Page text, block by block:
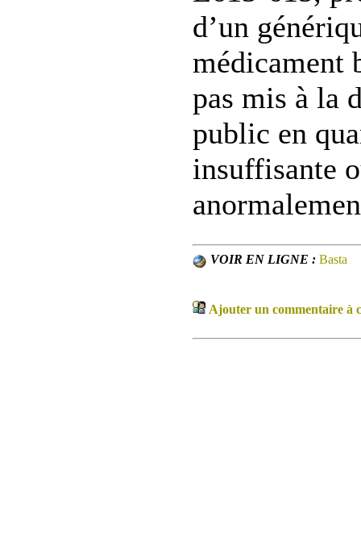
d’un
médicament
pas mis à la
public en
insuffisante
VOIR EN LIGNE : Basta
Ajouter un commentaire à